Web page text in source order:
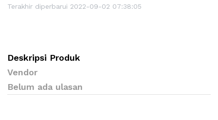
Terakhir diperbarui 2022-09-02 07:38:05
Deskripsi Produk
Vendor
Belum ada ulasan